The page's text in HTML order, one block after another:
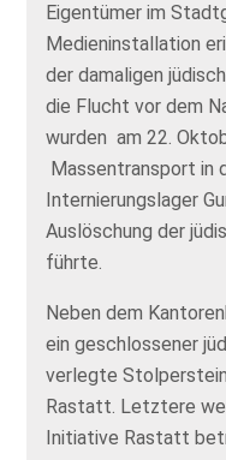
Eigentümer im
Medieninstallation
der damaligen
die Flucht vor dem
wurden am 22.
Massentransport in
Internierungslager
Auslöschung der
führte.
Neben dem
ein geschlossener
verlegte
Rastatt. Letztere
Initiative Rastatt